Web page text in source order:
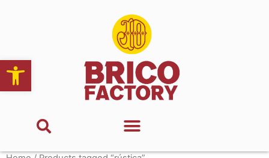
Abrir barra de herramientas